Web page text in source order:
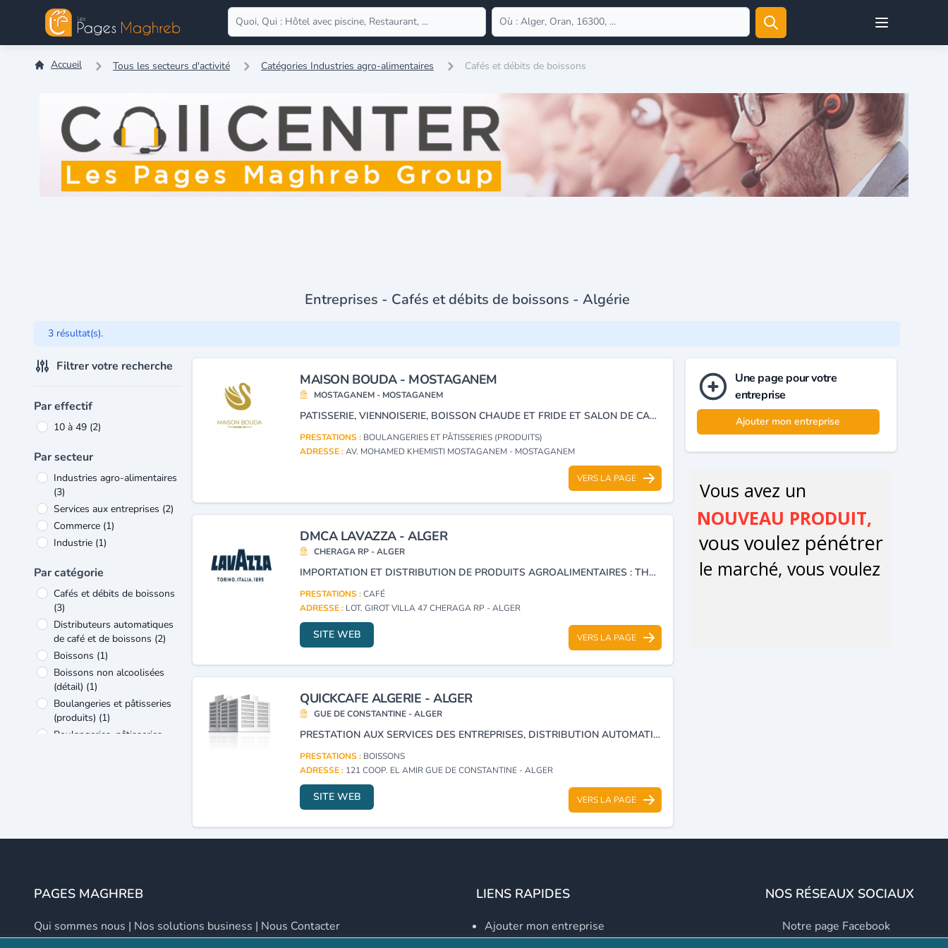
Open user menu
Accueil Tous les secteurs d'activité Catégories Industries agro-alimentaires Cafés et débits de boissons
Entreprises - Cafés et débits de boissons - Algérie
3 résultat(s).
Filtrer votre recherche
Par effectif
10 à 49 (2)
Par secteur
Industries agro-alimentaires
(3)
Services aux entreprises (2)
Commerce (1)
Industrie (1)
Par catégorie
Cafés et débits de boissons
(3)
Distributeurs automatiques
de café et de boissons (2)
Boissons (1)
Boissons non alcoolisées
(détail) (1)
Boulangeries et pâtisseries
(produits) (1)
Boulangeries, pâtisseries,
MAISON BOUDA - MOSTAGANEM
MOSTAGANEM - MOSTAGANEM
PATISSERIE, VIENNOISERIE, BOISSON CHAUDE ET FRIDE ET SALON DE CAFE.
PRESTATIONS : BOULANGERIES ET PÂTISSERIES (PRODUITS)
ADRESSE :AV. MOHAMED KHEMISTI MOSTAGANEM - MOSTAGANEM
VERS LA PAGE
DMCA LAVAZZA - ALGER
CHERAGA RP - ALGER
IMPORTATION ET DISTRIBUTION DE PRODUITS AGROALIMENTAIRES : THÉ, CAFÉ. IMPORTATION D’ÉQUIPEMENTS ET DE MACHINES POUR HÔTELLERIE, RESTAURATION ET CAFÉ.
PRESTATIONS :CAFÉ
ADRESSE : LOT. GIROT VILLA 47 CHERAGA RP - ALGER
SITE WEB VERS LA PAGE
QUICKCAFE ALGERIE - ALGER
GUE DE CONSTANTINE - ALGER
PRESTATION AUX SERVICES DES ENTREPRISES, DISTRIBUTION AUTOMATIQUE DES BOISSONS CHAUDES ET FROIDES.
PRESTATIONS : BOISSONS
ADRESSE : 121 COOP. EL AMIR GUE DE CONSTANTINE - ALGER
SITE WEB VERS LA PAGE
Une page pour votre
entreprise
Ajouter mon entreprise
PAGES MAGHREB
Qui sommes nous | Nos solutions business | Nous Contacter
LIENS RAPIDES
Ajouter mon entreprise
NOS RÉSEAUX SOCIAUX
Notre page Facebook